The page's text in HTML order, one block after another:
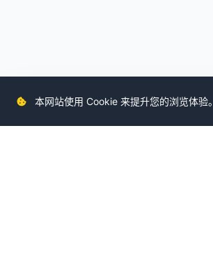
本网站使用 Cookie 来提升您的浏览体验